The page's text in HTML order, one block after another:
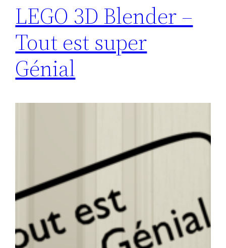
LEGO 3D Blender –
Tout est super
Génial